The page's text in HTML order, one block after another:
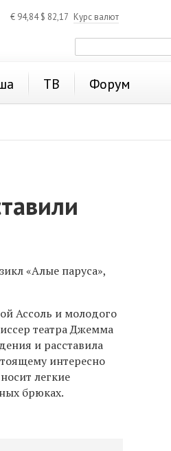
€ 94,84$ 82,17 Курс валют
ТВ Форум
«Алые паруса»,
Ассоль и молодого
театра Джемма
и расставила
интересно
легкие
брюках.